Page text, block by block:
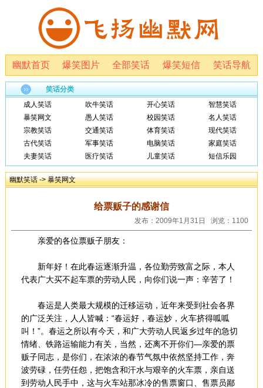
幽默首页 爆笑图片 全部笑话 爆笑短信 笑话导航
笑话分类
成人笑话
吹牛笑话 开心笑话
智慧笑话
暴笑网文
愚人笑话 校园笑话
名人笑话
宗教笑话
交通笑话 体育笑话
现代笑话
古代笑话
军事笑话 电脑笑话
家庭笑话
夫妻笑话
医疗笑话 儿童笑话 短信乐园
幽默笑话->暴笑网文
给票贩子的感谢信
发布：2009年1月31日 浏览：1100
亲爱的各位票贩子朋友：
新年好！在此春运逐渐升温，各位勤劳致富之际，本人
代表广大买不起车票的劳动人民，向你们说一声：辛苦了！
春运是人类最大规模的迁移运动，近年来受到社会各界
的广泛关注，人人皆喊：“春运好，春运妙，火车挤得呱呱
叫！”。春运之所以有今天，和广大劳动人民返乡过年的急切
情绪、铁路运输能力有关，当然，还离不开你们—亲爱的票
贩子同志，是你们，在浓浓的春节气氛中依然坚持工作，奔
波劳碌，任劳任怨，把饱含和汗水与艰辛的火车票，亲自送
到劳动人民手中，这与火车站那冰冷的售票窗口、售票员鄙